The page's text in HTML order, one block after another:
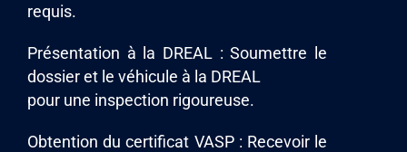
requis.
Présentation à la DREAL : Soumettre le
dossier et le véhicule à la DREAL
pour une inspection rigoureuse.
Obtention du certificat VASP : Recevoir le